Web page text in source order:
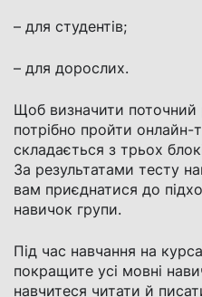
– для студентів;
– для дорослих.
Щоб визначити поточний
потрібно пройти онлайн-
складається з трьох
За результатами тесту
вам приєднатися до
навичок групи.
Під час навчання на
покращите усі мовні
навчитеся читати й